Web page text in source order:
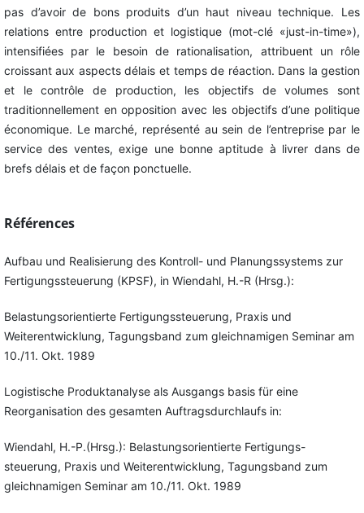
pas d’avoir de bons produits d’un haut niveau technique. Les
relations entre production et logistique (mot-clé «just-in-time»),
intensifiées par le besoin de rationalisation, attribuent un rôle
croissant aux aspects délais et temps de réaction. Dans la gestion
et le contrôle de production, les objectifs de volumes sont
traditionnellement en opposition avec les objectifs d’une politique
économique. Le marché, représenté au sein de l’entreprise par le
service des ventes, exige une bonne aptitude à livrer dans de
brefs délais et de façon ponctuelle.
Références
Aufbau und Realisierung des Kontroll- und Planungssystems zur
Fertigungssteuerung (KPSF), in Wiendahl, H.-R (Hrsg.):
Belastungsorientierte Fertigungssteuerung, Praxis und
Weiterentwicklung, Tagungsband zum gleichnamigen Seminar am
10./11. Okt. 1989
Logistische Produktanalyse als Ausgangs basis für eine
Reorganisation des gesamten Auftragsdurchlaufs in:
Wiendahl, H.-P.(Hrsg.): Belastungsorientierte Fertigungs-
steuerung, Praxis und Weiterentwicklung, Tagungsband zum
gleichnamigen Seminar am 10./11. Okt. 1989